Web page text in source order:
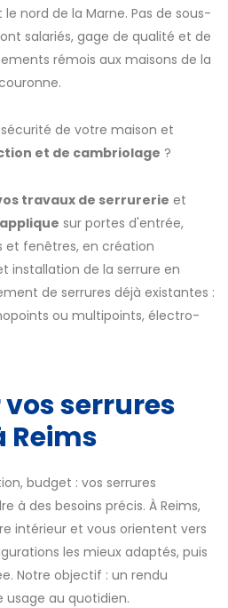
nord de la Marne. Pas de sous-
salariés, gage de qualité et de
rémois aux maisons de la
de votre maison et
et de cambriolage ?
travaux de serrurerie et
sur portes d'entrée,
et fenêtres, en création
installation de la serrure en
de serrures déjà existantes :
ou multipoints, électro-
serrures
Reims
budget : vos serrures
à des besoins précis. À Reims,
intérieur et vous orientent vers
les mieux adaptés, puis
Notre objectif : un rendu
usage au quotidien.